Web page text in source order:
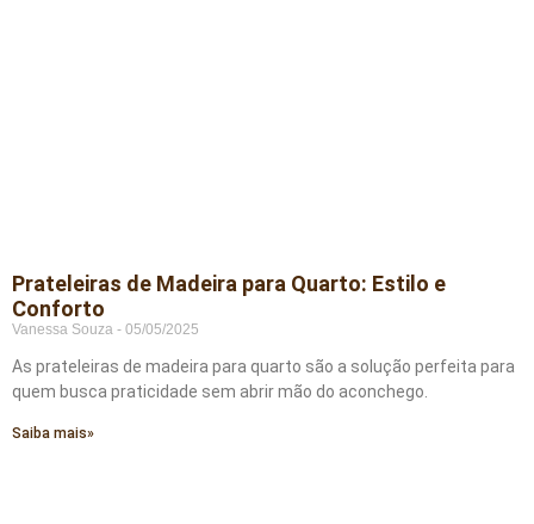
Prateleiras de Madeira para Quarto: Estilo e
Conforto
Vanessa Souza 05/05/2025
As prateleiras de madeira para quarto são a solução perfeita para
quem busca praticidade sem abrir mão do aconchego.
Saiba mais»